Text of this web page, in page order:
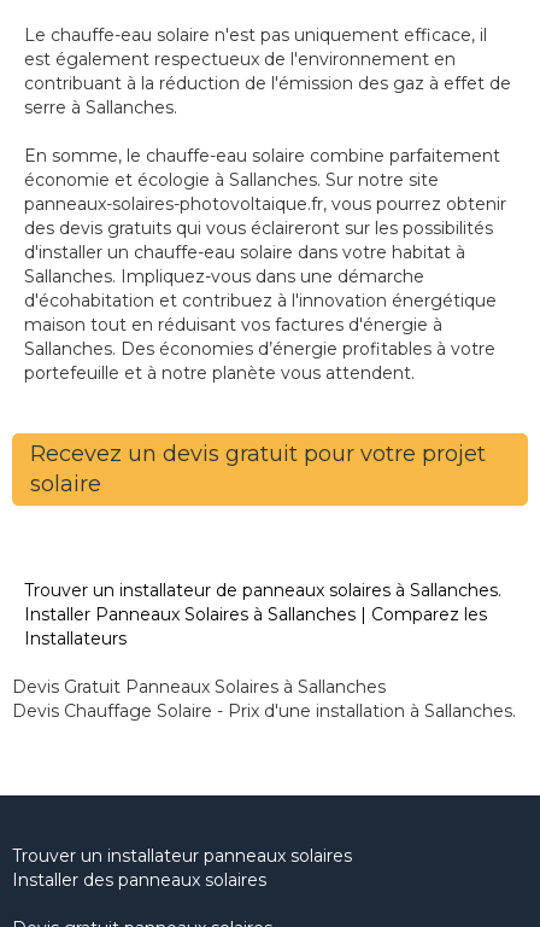
Le chauffe-eau solaire n'est pas uniquement efficace, il
est également respectueux de l'environnement en
contribuant à la réduction de l'émission des gaz à effet de
serre à Sallanches.
En somme, le chauffe-eau solaire combine parfaitement
économie et écologie à Sallanches. Sur notre site
panneaux-solaires-photovoltaique.fr, vous pourrez obtenir
des devis gratuits qui vous éclaireront sur les possibilités
d'installer un chauffe-eau solaire dans votre habitat à
Sallanches. Impliquez-vous dans une démarche
d'écohabitation et contribuez à l'innovation énergétique
maison tout en réduisant vos factures d'énergie à
Sallanches. Des économies d’énergie profitables à votre
portefeuille et à notre planète vous attendent.
Recevez un devis gratuit pour votre projet
solaire
Trouver un installateur de panneaux solaires à Sallanches.
Installer Panneaux Solaires à Sallanches | Comparez les
Installateurs
Devis Gratuit Panneaux Solaires à Sallanches
Devis Chauffage Solaire - Prix d'une installation à Sallanches.
Trouver un installateur panneaux solaires
Installer des panneaux solaires